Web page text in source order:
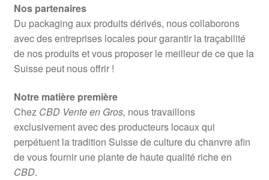
Nos partenaires
Du packaging aux produits dérivés, nous collaborons
avec des entreprises locales pour garantir la traçabilité
de nos produits et vous proposer le meilleur de ce que la
Suisse peut nous offrir !
Notre matière première
Chez CBD Vente en Gros, nous travaillons
exclusivement avec des producteurs locaux qui
perpétuent la tradition Suisse de culture du chanvre afin
de vous fournir une plante de haute qualité riche en
CBD.